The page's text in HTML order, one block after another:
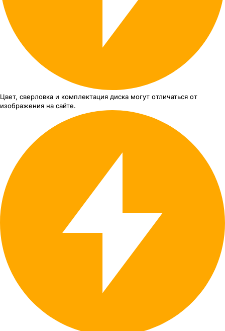
Цвет, сверловка и комплектация диска могут отличаться от
изображения на сайте.